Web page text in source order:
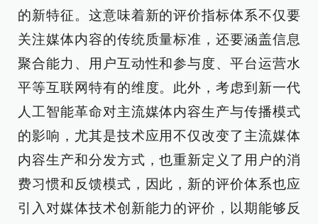
的新特征。这意味着新的评价指标体系不仅要
关注媒体内容的传统质量标准，还要涵盖信息
聚合能力、用户互动性和参与度、平台运营水
平等互联网特有的维度。此外，考虑到新一代
人工智能革命对主流媒体内容生产与传播模式
的影响，尤其是技术应用不仅改变了主流媒体
内容生产和分发方式，也重新定义了用户的消
费习惯和反馈模式，因此，新的评价体系也应
引入对媒体技术创新能力的评价，以期能够反